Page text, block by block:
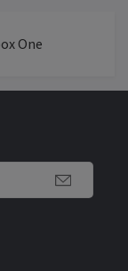
One